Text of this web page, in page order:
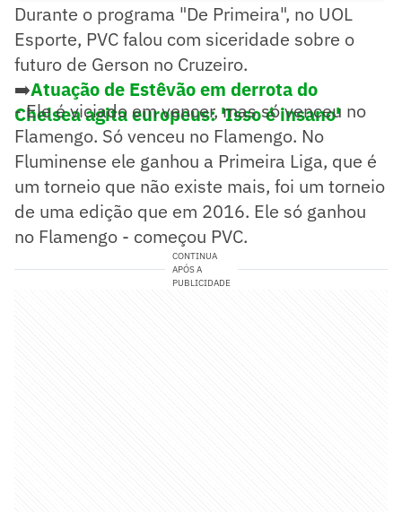
Durante o programa "De Primeira", no UOL
Esporte, PVC falou com siceridade sobre o
futuro de Gerson no Cruzeiro.
➡️Atuação de Estêvão em derrota do
Chelsea agita europeus: 'Isso é insano'
- Ele é viciado em vencer, mas só venceu no
Flamengo. Só venceu no Flamengo. No
Fluminense ele ganhou a Primeira Liga, que é
um torneio que não existe mais, foi um torneio
de uma edição que em 2016. Ele só ganhou
no Flamengo - começou PVC.
CONTINUA
APÓS A
PUBLICIDADE